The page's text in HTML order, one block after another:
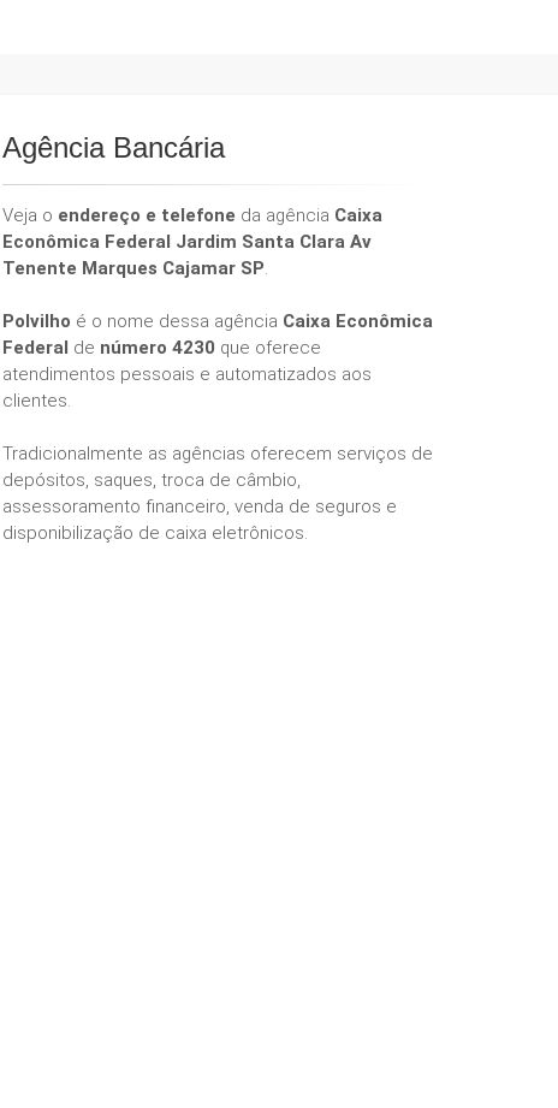
Agência Bancária
Veja o endereço e telefone da agência Caixa
Econômica Federal Jardim Santa Clara Av
Tenente Marques Cajamar SP.
Polvilho é o nome dessa agência Caixa Econômica
Federal de número 4230 que oferece
atendimentos pessoais e automatizados aos
clientes.
Tradicionalmente as agências oferecem serviços de
depósitos, saques, troca de câmbio,
assessoramento financeiro, venda de seguros e
disponibilização de caixa eletrônicos.